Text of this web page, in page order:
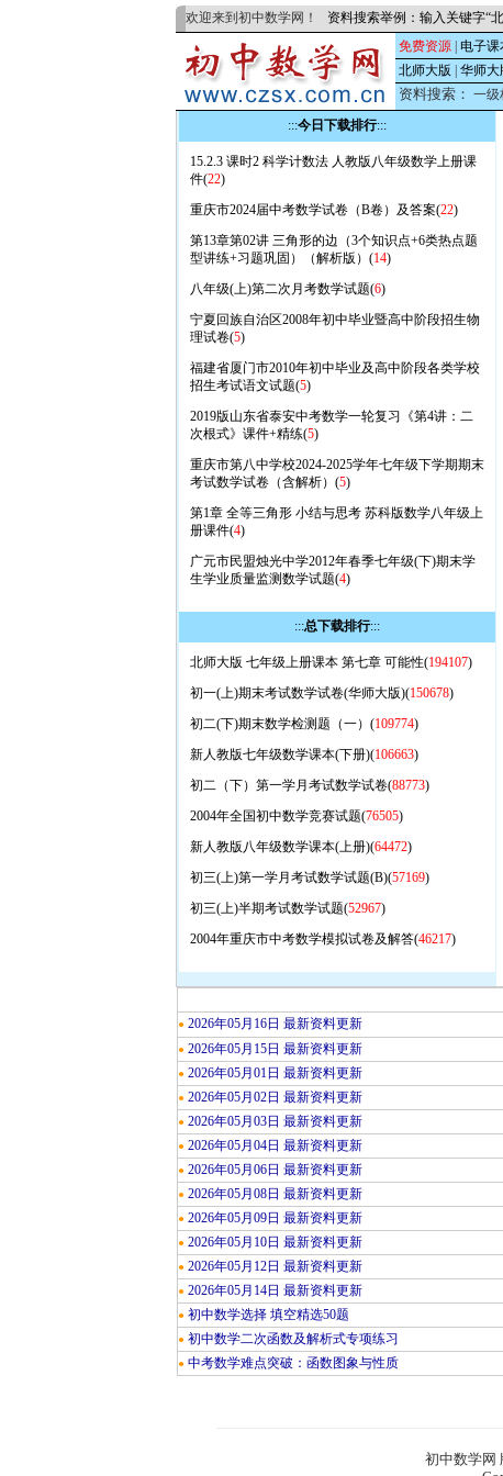
欢迎来到初中数学网！ 资料搜索举例：输入关键字“
免费资源 电子课
北师大版
华师大
资料搜索： 一级
:::今日下载排行:::
15.2.3 课时2 科学计数法 人教版八年级数学上册课
件(22)
重庆市2024届中考数学试卷（B卷）及答案(22)
第13章第02讲 三角形的边（3个知识点+6类热点题
型讲练+习题巩固）（解析版）(14)
八年级(上)第二次月考数学试题(6)
宁夏回族自治区2008年初中毕业暨高中阶段招生物
理试卷(5)
福建省厦门市2010年初中毕业及高中阶段各类学校
招生考试语文试题(5)
2019版山东省泰安中考数学一轮复习《第4讲：二
次根式》课件+精练(5)
重庆市第八中学校2024-2025学年七年级下学期期末
考试数学试卷（含解析）(5)
第1章 全等三角形 小结与思考 苏科版数学八年级上
册课件(4)
广元市民盟烛光中学2012年春季七年级(下)期末学
生学业质量监测数学试题(4)
:::总下载排行:::
北师大版 七年级上册课本 第七章 可能性(194107)
初一(上)期末考试数学试卷(华师大版)(150678)
初二(下)期末数学检测题（一）(109774)
新人教版七年级数学课本(下册)(106663)
初二（下）第一学月考试数学试卷(88773)
2004年全国初中数学竞赛试题(76505)
新人教版八年级数学课本(上册)(64472)
初三(上)第一学月考试数学试题(B)(57169)
初三(上)半期考试数学试题(52967)
2004年重庆市中考数学模拟试卷及解答(46217)
● 2026年05月16日 最新资料更新
● 2026年05月15日 最新资料更新
● 2026年05月01日 最新资料更新
● 2026年05月02日 最新资料更新
● 2026年05月03日 最新资料更新
● 2026年05月04日 最新资料更新
● 2026年05月06日 最新资料更新
● 2026年05月08日 最新资料更新
● 2026年05月09日 最新资料更新
● 2026年05月10日 最新资料更新
● 2026年05月12日 最新资料更新
● 2026年05月14日 最新资料更新
● 初中数学选择 填空精选50题
● 初中数学二次函数及解析式专项练习
● 中考数学难点突破：函数图象与性质
初中数学网